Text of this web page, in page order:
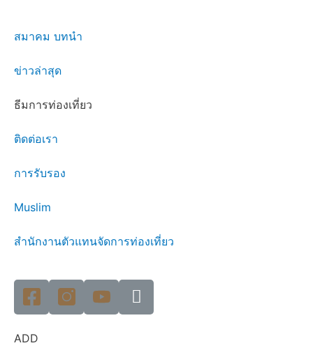
สมาคม บทนำ
ข่าวล่าสุด
ธีมการท่องเที่ยว
ติดต่อเรา
การรับรอง
Muslim
สำนักงานตัวแทนจัดการท่องเที่ยว
ADD